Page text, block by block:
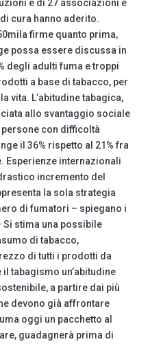
e di 27 associazioni e
cura hanno aderito.
firme quanto prima,
possa essere discussa in
degli adulti fuma e troppi
a base di tabacco, per
vita. L’abitudine tabagica,
allo svantaggio sociale
con difficoltà
il 36% rispetto al 21% fra
Esperienze internazionali
incremento del
la sola strategia
di fumatori – spiegano i
stima una possibile
di tabacco,
di tutti i prodotti da
tabagismo un’abitudine
a partire dai più
devono già affrontare
oggi un pacchetto al
guadagnerà prima di